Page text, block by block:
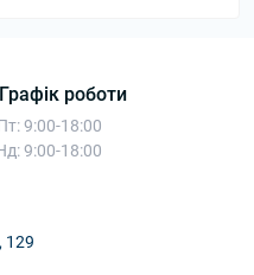
Графік роботи
9:00-18:00
9:00-18:00
129